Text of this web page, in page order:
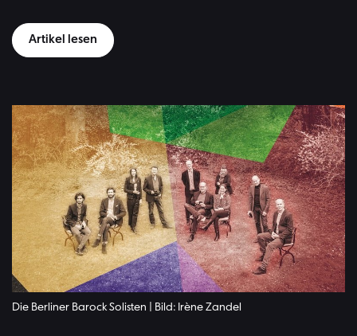
Artikel lesen
Die Berliner Barock Solisten | Bild: Irène Zandel